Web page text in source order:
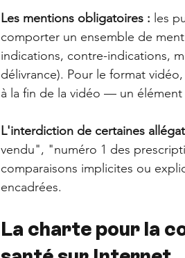
Les mentions obligatoires : les
comporter un ensemble de
indications, contre-indications,
délivrance). Pour le format
à la fin de la vidéo — un
L'interdiction de certaines
vendu", "numéro 1 des
comparaisons implicites ou
encadrées.
La charte pour la